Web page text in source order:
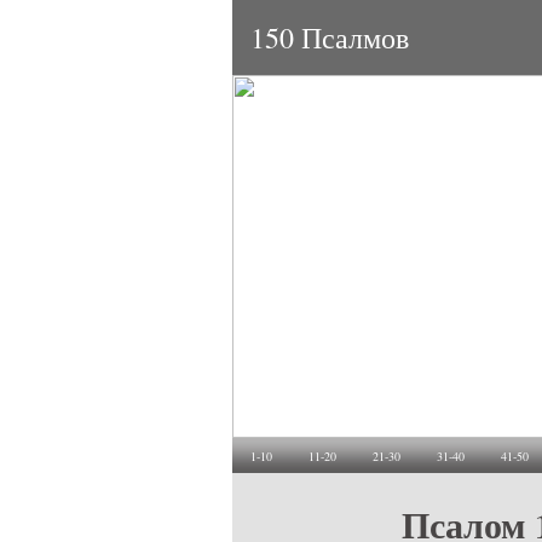
150 Псалмов
1-10 11-20 21-30 31-40 41-50
Псалом